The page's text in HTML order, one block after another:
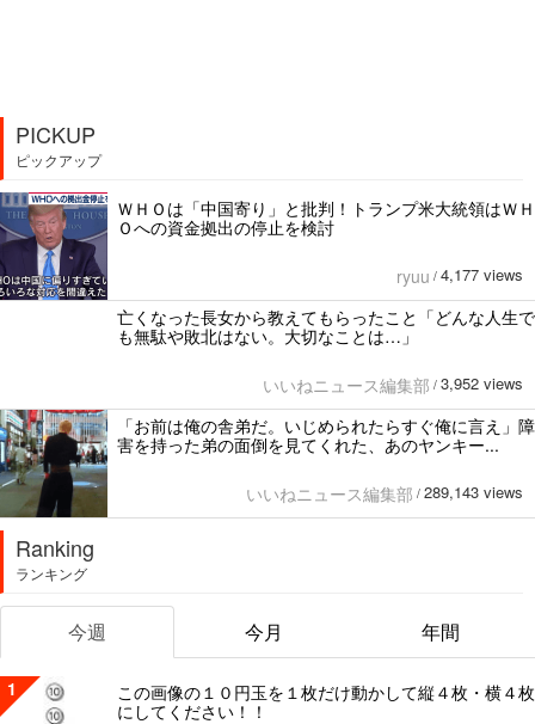
PICKUP
ピックアップ
ＷＨＯは「中国寄り」と批判！トランプ米大統領はＷＨ
Ｏへの資金拠出の停止を検討
ryuu / 4,177 views
亡くなった長女から教えてもらったこと「どんな人生で
も無駄や敗北はない。大切なことは…」
いいねニュース編集部 / 3,952 views
「お前は俺の舎弟だ。いじめられたらすぐ俺に言え」障
害を持った弟の面倒を見てくれた、あのヤンキー...
いいねニュース編集部 / 289,143 views
Ranking
ランキング
今週 今月 年間
1
この画像の１０円玉を１枚だけ動かして縦４枚・横４枚
にしてください！！